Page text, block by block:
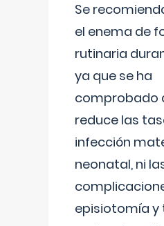
Se
el enema de
rutinaria
ya que se ha
comprobado
reduce las
infección
neonatal, ni
episiotomía